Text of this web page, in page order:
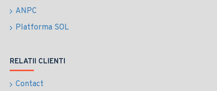
ANPC
Platforma SOL
RELATII CLIENTI
Contact